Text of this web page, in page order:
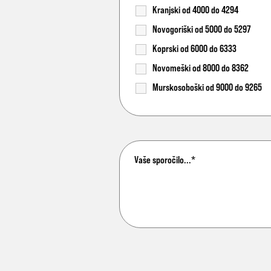
Kranjski od 4000 do 4294
Novogoriški od 5000 do 5297
Koprski od 6000 do 6333
Novomeški od 8000 do 8362
Murskosoboški od 9000 do 9265